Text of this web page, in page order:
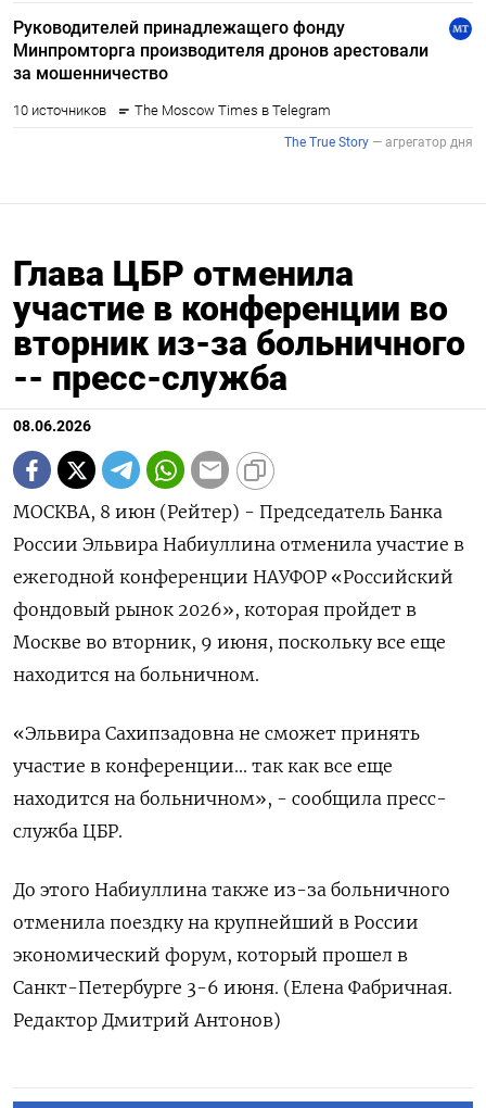
Глава ЦБР отменила
участие в конференции во
вторник из-за больничного
-- пресс-служба
08.06.2026
МОСКВА, 8 июн (Рейтер) - Председатель Банка
России ‌Эльвира Набиуллина отменила участие в
ежегодной ​конференции НАУФОР «Российский ​
фондовый ​рынок 2026», ⁠которая ‌пройдет в
‌Москве во вторник, 9 июня, ​поскольку все ‌еще
находится ​на больничном.
«Эльвира Сахипзадовна ‌не сможет принять
участие в конференции... ​так ​как ‌все еще
находится ​на больничном», - сообщила пресс-
служба ЦБР.
До этого Набиуллина также из-за больничного
отменила поездку на ​крупнейший ⁠в России
экономический форум, ‌который прошел ‌в
Санкт-Петербурге 3-6 июня. (Елена ​Фабричная.
Редактор ‌Дмитрий Антонов)